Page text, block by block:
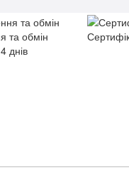
та обмін
днів